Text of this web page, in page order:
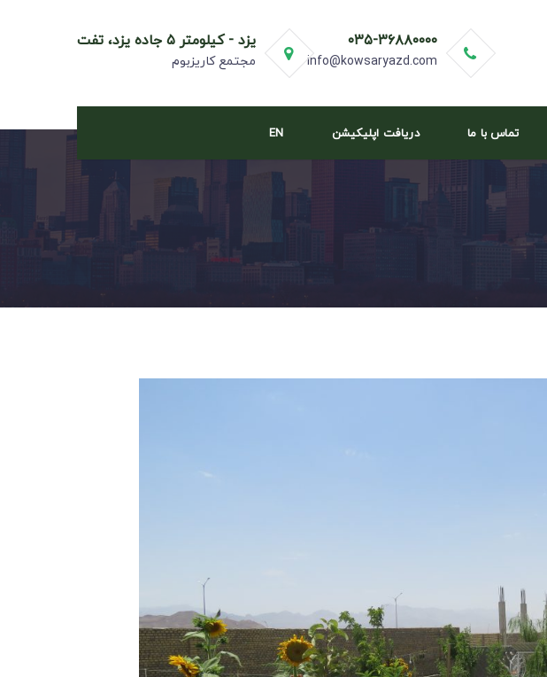
۰۳۵-۳۶۸۸۰۰۰۰
info@kowsaryazd.com
یزد - کیلومتر ۵ جاده یزد، تفت
مجتمع کاریزبوم
تماس با ما دریافت اپلیکیشن EN